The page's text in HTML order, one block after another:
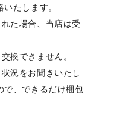
たします。
た場合、当店は受
換できません。
況をお聞きいたし
で、できるだけ梱包